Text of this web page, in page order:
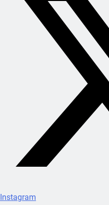
Instagram